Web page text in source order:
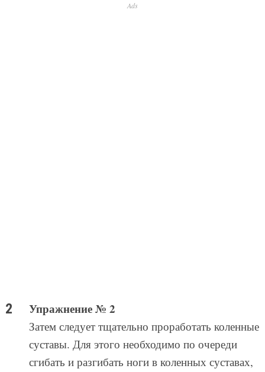
Ads
Упражнение № 2
Затем следует тщательно проработать коленные
суставы. Для этого необходимо по очереди
сгибать и разгибать ноги в коленных суставах,